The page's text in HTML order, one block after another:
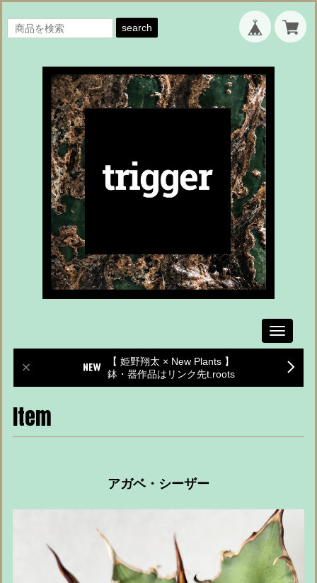
search
Toggle
【 姫野翔太 × New Plants 】
鉢・器作品はリンク先t.roots
Item
アガベ・シーザー